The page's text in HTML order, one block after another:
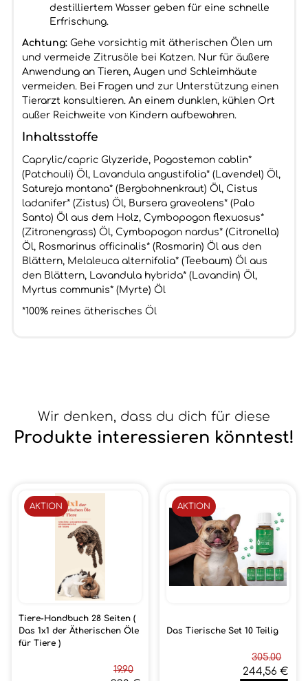
destilliertem Wasser geben für eine schnelle
Erfrischung.
Achtung:Gehe vorsichtig mit ätherischen Ölen um
und vermeide Zitrusöle bei Katzen. Nur für äußere
Anwendung an Tieren, Augen und Schleimhäute
vermeiden. Bei Fragen und zur Unterstützung einen
Tierarzt konsultieren. An einem dunklen, kühlen Ort
außer Reichweite von Kindern aufbewahren.
Inhaltsstoffe
Caprylic/capric Glyzeride, Pogostemon cablin*
(Patchouli) Öl, Lavandula angustifolia* (Lavendel) Öl,
Satureja montana* (Bergbohnenkraut) Öl, Cistus
ladanifer* (Zistus) Öl, Bursera graveolens* (Palo
Santo) Öl aus dem Holz, Cymbopogon flexuosus*
(Zitronengrass) Öl, Cymbopogon nardus* (Citronella)
Öl, Rosmarinus officinalis* (Rosmarin) Öl aus den
Blättern, Melaleuca alternifolia* (Teebaum) Öl aus
den Blättern, Lavandula hybrida* (Lavandin) Öl,
Myrtus communis* (Myrte) Öl
*100% reines ätherisches Öl
Wir denken, dass du dich für diese
Produkte interessieren könntest!
Tiere-Handbuch 28 Seiten (
Das 1x1 der Ätherischen Öle
für Tiere )
19.90
AKTION
Das Tierische Set 10 Teilig
305.00
244,56 €
AKTION